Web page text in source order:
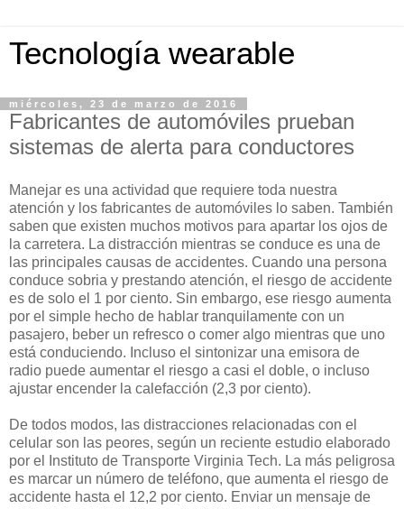
Tecnología wearable
miércoles, 23 de marzo de 2016
Fabricantes de automóviles prueban
sistemas de alerta para conductores
Manejar es una actividad que requiere toda nuestra
atención y los fabricantes de automóviles lo saben. También
saben que existen muchos motivos para apartar los ojos de
la carretera. La distracción mientras se conduce es una de
las principales causas de accidentes. Cuando una persona
conduce sobria y prestando atención, el riesgo de accidente
es de solo el 1 por ciento. Sin embargo, ese riesgo aumenta
por el simple hecho de hablar tranquilamente con un
pasajero, beber un refresco o comer algo mientras que uno
está conduciendo. Incluso el sintonizar una emisora de
radio puede aumentar el riesgo a casi el doble, o incluso
ajustar encender la calefacción (2,3 por ciento).
De todos modos, las distracciones relacionadas con el
celular son las peores, según un reciente estudio elaborado
por el Instituto de Transporte Virginia Tech. La más peligrosa
es marcar un número de teléfono, que aumenta el riesgo de
accidente hasta el 12,2 por ciento. Enviar un mensaje de